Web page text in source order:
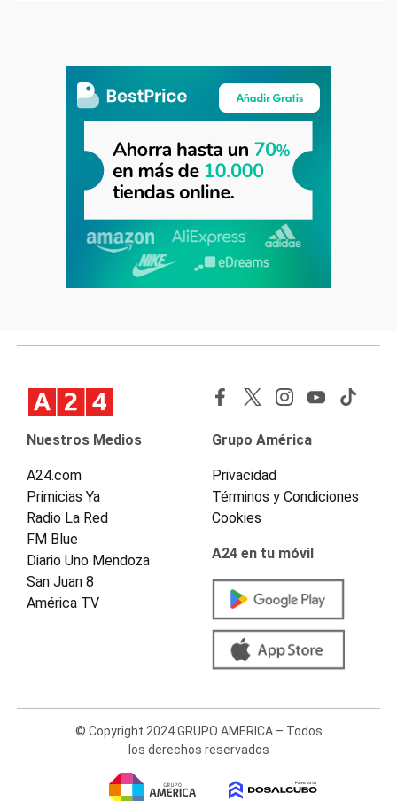
Nuestros Medios
A24.com
Primicias Ya
Radio La Red
FM Blue
Diario Uno Mendoza
San Juan 8
América TV
Grupo América
Privacidad
Términos y Condiciones
Cookies
A24 en tu móvil
© Copyright 2024 GRUPO AMERICA – Todos
los derechos reservados